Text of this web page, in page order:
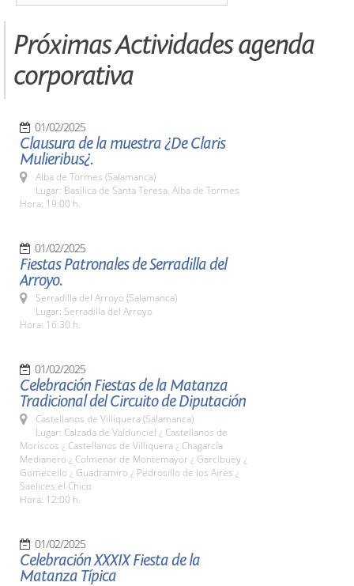
Próximas Actividades agenda
corporativa
01/02/2025
Clausura de la muestra ¿De Claris
Mulieribus¿.
Alba de Tormes (Salamanca)
Lugar: Basílica de Santa Teresa. Alba de Tormes
Hora: 19:00 h.
01/02/2025
Fiestas Patronales de Serradilla del
Arroyo.
Serradilla del Arroyo (Salamanca)
Lugar: Serradilla del Arroyo
Hora: 16:30 h.
01/02/2025
Celebración Fiestas de la Matanza
Tradicional del Circuito de Diputación
Castellanos de Villiquera (Salamanca)
Lugar: Calzada de Valdunciel ¿ Castellanos de
Moriscos ¿ Castellanos de Villiquera ¿ Chagarcía
Medianero ¿ Colmenar de Montemayor ¿ Garcibuey ¿
Gomecello ¿ Guadramiro ¿ Pedrosillo de los Aires ¿
Saelices el Chico
Hora: 12:00 h.
01/02/2025
Celebración XXXIX Fiesta de la
Matanza Típica